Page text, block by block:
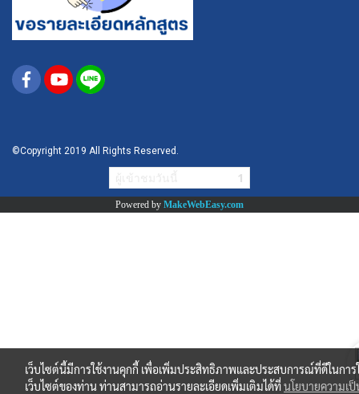
©Copyright 2019 All Rights Reserved.
1
Powered by MakeWebEasy.com
เว็บไซต์นี้มีการใช้งานคุกกี้ เพื่อเพิ่มประสิทธิภาพและประสบการณ์ที่ดีในการ
เว็บไซต์ของท่าน ท่านสามารถอ่านรายละเอียดเพิ่มเติมได้ที่นโยบายความเ